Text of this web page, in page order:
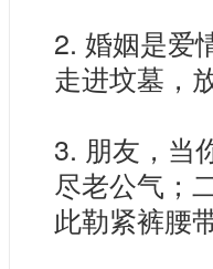
2. 婚姻是爱
走进坟墓，
3. 朋友，当
尽老公气；
此勒紧裤腰